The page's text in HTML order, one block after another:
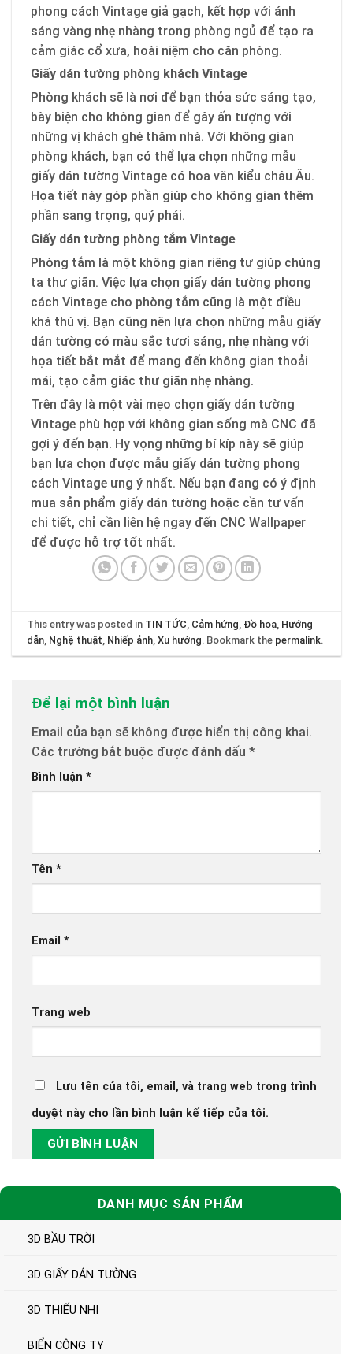
phong cách Vintage giả gạch, kết hợp với ánh
sáng vàng nhẹ nhàng trong phòng ngủ để tạo ra
cảm giác cổ xưa, hoài niệm cho căn phòng.
Giấy dán tường phòng khách Vintage
Phòng khách sẽ là nơi để bạn thỏa sức sáng tạo,
bày biện cho không gian để gây ấn tượng với
những vị khách ghé thăm nhà. Với không gian
phòng khách, bạn có thể lựa chọn những mẫu
giấy dán tường Vintage có hoa văn kiểu châu Âu.
Họa tiết này góp phần giúp cho không gian thêm
phần sang trọng, quý phái.
Giấy dán tường phòng tắm Vintage
Phòng tắm là một không gian riêng tư giúp chúng
ta thư giãn. Việc lựa chọn giấy dán tường phong
cách Vintage cho phòng tắm cũng là một điều
khá thú vị. Bạn cũng nên lựa chọn những mẫu giấy
dán tường có màu sắc tươi sáng, nhẹ nhàng với
họa tiết bắt mắt để mang đến không gian thoải
mái, tạo cảm giác thư giãn nhẹ nhàng.
Trên đây là một vài mẹo chọn giấy dán tường
Vintage phù hợp với không gian sống mà CNC đã
gợi ý đến bạn. Hy vọng những bí kíp này sẽ giúp
bạn lựa chọn được mẫu giấy dán tường phong
cách Vintage ưng ý nhất. Nếu bạn đang có ý định
mua sản phẩm giấy dán tường hoặc cần tư vấn
chi tiết, chỉ cần liên hệ ngay đến CNC Wallpaper
để được hỗ trợ tốt nhất.
This entry was posted in TIN TỨC Cảm hứng Đồ hoạ Hướng
dẫn Nghệ thuật Nhiếp ảnh ,Xu hướng . Bookmark the permalink
Để lại một bình luận
Email của bạn sẽ không được hiển thị công khai.
Các trường bắt buộc được đánh dấu *
Bình luận *
Tên *
Email *
Trang web
Lưu tên của tôi, email, và trang web trong trình
duyệt này cho lần bình luận kế tiếp của tôi.
DANH MỤC SẢN PHẨM
3D BẦU TRỜI
3D GIẤY DÁN TƯỜNG
3D THIẾU NHI
BIỂN CÔNG TY